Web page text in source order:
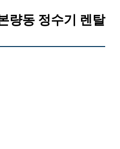
량동 정수기 렌탈